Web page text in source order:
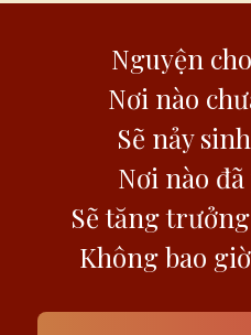
Nguyện
nơi nào
Sẽ nảy
Nơi nào
sẽ tăng
không bao